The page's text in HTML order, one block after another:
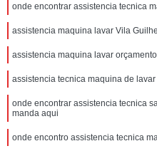
onde encontrar assistencia tecnica
assistencia maquina lavar Vila
assistencia maquina lavar
assistencia tecnica maquina de
onde encontrar assistencia tecnica
manda aqui
onde encontro assistencia tecnica